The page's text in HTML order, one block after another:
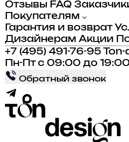
Отзывы FAQ
Покупателям
Гарантия и возврат
Дизайнерам Акции
+7 (495) 491-76-95
Пн-Пт с 09:00 до
Обратный звонок